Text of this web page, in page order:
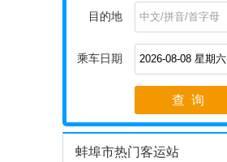
目的地
乘车日期
查 询
蚌埠市热门客运站